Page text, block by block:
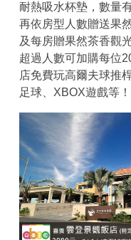
耐熱吸水杯墊，數量
再依房型人數贈送果
及每房贈果然茶香觀
超過人數可加購每位
店免費玩高爾夫球推
足球、XBOX遊戲等！